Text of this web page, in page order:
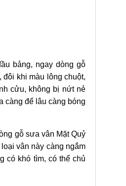
bảng, ngay dòng gỗ
khi màu lông chuột,
cửu, không bị nứt nẻ
càng để lâu càng bóng
gỗ sưa vân Mặt Quỷ
vân này càng ngắm
có khó tìm, có thể chủ